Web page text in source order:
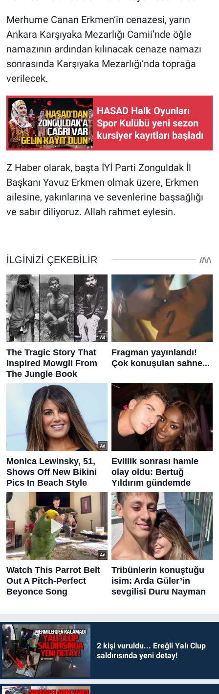
Merhume Canan Erkmen’in cenazesi, yarın
Ankara Karşıyaka Mezarlığı Camii’nde öğle
namazının ardından kılınacak cenaze namazı
sonrasında Karşıyaka Mezarlığı’nda toprağa
verilecek.
HASAD Halk Oyunları
Spor Kulübü yeni sezon
kursiyer kayıtları başladı
Z Haber olarak, başta İYİ Parti Zonguldak İl
Başkanı Yavuz Erkmen olmak üzere, Erkmen
ailesine, yakınlarına ve sevenlerine başsağlığı
ve sabır diliyoruz. Allah rahmet eylesin.
2 kişi vuruldu... Ereğli Yalı Clup
saldırısında yeni detay!